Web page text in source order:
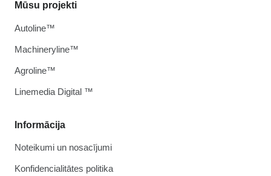
Informācija
Noteikumi un nosacījumi
Konfidencialitātes politika
Mūsu projekti
Autoline™
Machineryline™
Agroline™
Linemedia Digital ™